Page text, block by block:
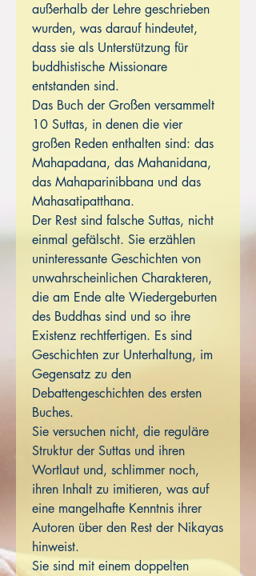
außerhalb der Lehre geschrieben
wurden, was darauf hindeutet,
dass sie als Unterstützung für
buddhistische Missionare
entstanden sind.
Das Buch der Großen versammelt
10 Suttas, in denen die vier
großen Reden enthalten sind: das
Mahapadana, das Mahanidana,
das Mahaparinibbana und das
Mahasatipatthana.
Der Rest sind falsche Suttas, nicht
einmal gefälscht. Sie erzählen
uninteressante Geschichten von
unwahrscheinlichen Charakteren,
die am Ende alte Wiedergeburten
des Buddhas sind und so ihre
Existenz rechtfertigen. Es sind
Geschichten zur Unterhaltung, im
Gegensatz zu den
Debattengeschichten des ersten
Buches.
Sie versuchen nicht, die reguläre
Struktur der Suttas und ihren
Wortlaut und, schlimmer noch,
ihren Inhalt zu imitieren, was auf
eine mangelhafte Kenntnis ihrer
Autoren über den Rest der Nikayas
hinweist.
Sie sind mit einem doppelten